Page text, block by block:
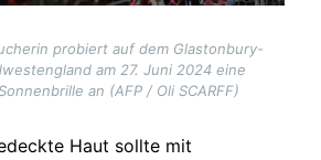
probiert auf dem Glastonbury-
am 27. Juni 2024 eine
an (AFP / Oli SCARFF)
Haut sollte mit